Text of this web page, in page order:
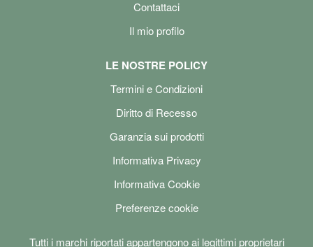
Contattaci
Il mio profilo
LE NOSTRE POLICY
Termini e Condizioni
Diritto di Recesso
Garanzia sui prodotti
Informativa Privacy
Informativa Cookie
Preferenze cookie
Tutti i marchi riportati appartengono ai legittimi proprietari